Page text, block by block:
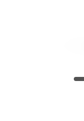
Компактный ПК